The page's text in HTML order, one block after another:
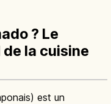
? Le
la cuisine
est un